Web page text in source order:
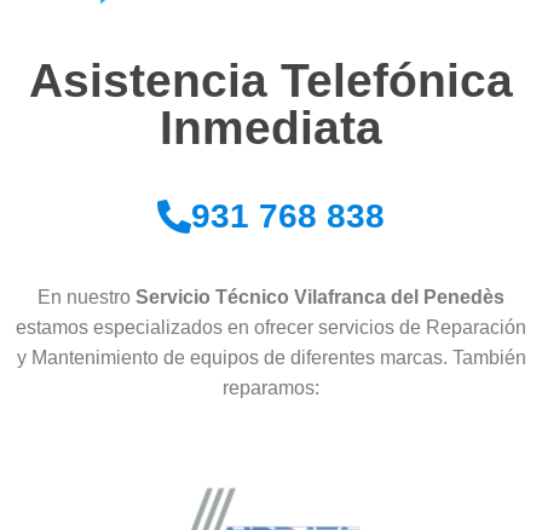
Asistencia Telefónica
Inmediata
931 768 838
En nuestro Servicio Técnico Vilafranca del Penedès
estamos especializados en ofrecer servicios de Reparación
y Mantenimiento de equipos de diferentes marcas. También
reparamos: